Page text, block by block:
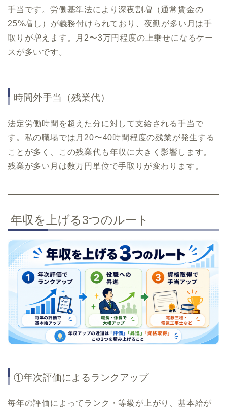
手当です。労働基準法により深夜割増（通常賃金の
25%増し）が義務付けられており、夜勤が多い月は手
取りが増えます。月2〜3万円程度の上乗せになるケー
スが多いです。
時間外手当（残業代）
法定労働時間を超えた分に対して支給される手当で
す。私の職場では月20〜40時間程度の残業が発生する
ことが多く、この残業代も年収に大きく影響します。
残業が多い月は数万円単位で手取りが変わります。
年収を上げる3つのルート
①年次評価によるランクアップ
毎年の評価によってランク・等級が上がり、基本給が